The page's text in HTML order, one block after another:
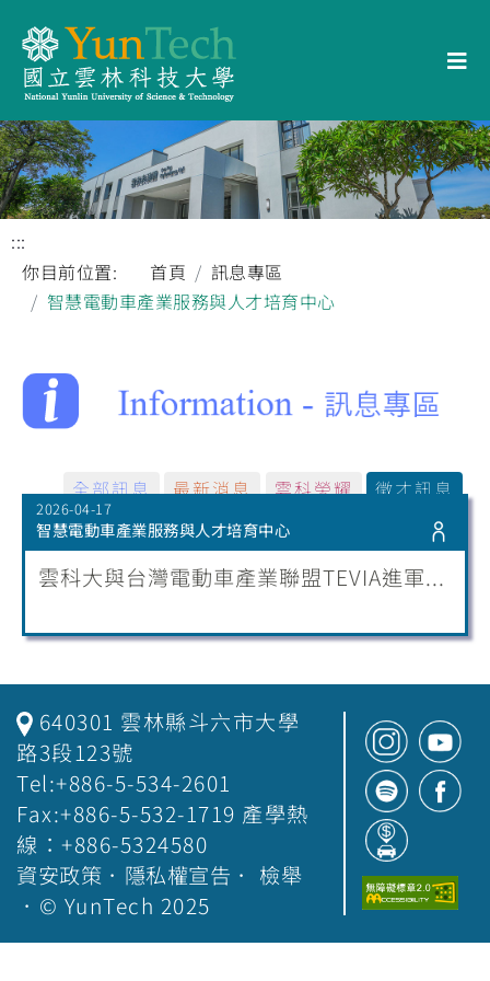
:::
你目前位置:
首頁
訊息專區
智慧電動車產業服務與人才培育中心
全部訊息 最新消息 雲科榮耀 徵才訊息
2026-04-17
智慧電動車產業服務與人才培育中心
雲科大與台灣電動車產業聯盟TEVIA進軍...
640301 雲林縣斗六市大學
路3段123號
Tel:+886-5-534-2601
Fax:+886-5-532-1719 產學熱
線：+886-5324580
資安政策 ． 隱私權宣告 ． 檢舉
．© YunTech 2025